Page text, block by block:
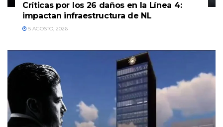
Críticas por los 26 daños en la Línea 4:
impactan infraestructura de NL
5 AGOSTO, 2026